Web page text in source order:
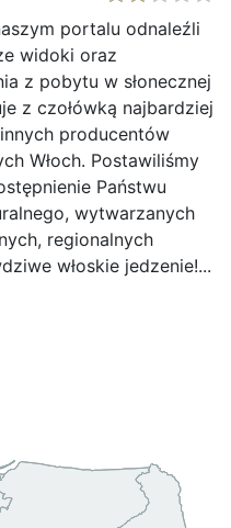
portalu odnaleźli
widoki oraz
z pobytu w słonecznej
z czołówką najbardziej
producentów
Włoch. Postawiliśmy
Państwu
wytwarzanych
regionalnych
włoskie jedzenie!...